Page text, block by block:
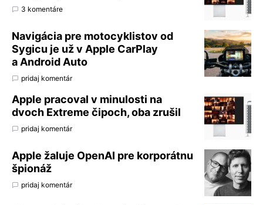
3 komentáre
Navigácia pre motocyklistov od
Sygicu je už v Apple CarPlay
a Android Auto
pridaj komentár
Apple pracoval v minulosti na
dvoch Extreme čipoch, oba zrušil
pridaj komentár
Apple žaluje OpenAI pre korporátnu
špionáž
pridaj komentár